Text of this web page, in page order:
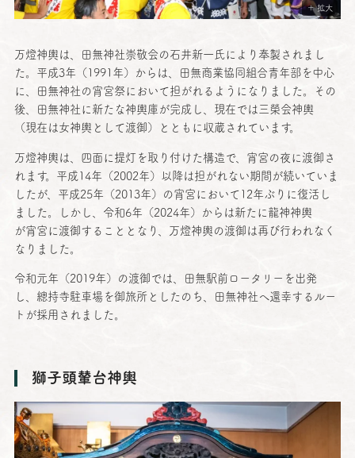
＋ 拡大
万燈神輿は、 田無神社崇敬会の石井新一氏により 奉製 されまし
た。 平成3年（1991年）からは、 田無商業協同組合青年部を中心
に、
田無神社 の宵宮祭において担がれるようになりました。その
後、
田無神社 に新たな神輿庫 が完成 し、 現在 では 三榮会神輿
（現在 は女神輿として渡御 ）とともに 収蔵されています。
万燈神輿は、 四面 に 提灯 を取り付けた構造 で、 宵宮 の夜に 渡御 さ
れます。 平成 14年（2002年） 以降は担がれない期間 が続いていま
したが、 平成25年（2013年）の宵宮 において12年ぶりに復活し
ました。しかし、 令和6年（2024年）からは新たに 龍神神輿
が宵宮 に 渡御することとなり、 万燈神輿の渡御 は再び行われなく
なりました。
令和元年 （2019年）の渡御 では、 田無駅前 ロータリーを 出発
し、 總持寺駐車場を御旅所としたのち、 田無神社 へ還幸するルー
トが採用 されました。
獅子頭輦台神輿